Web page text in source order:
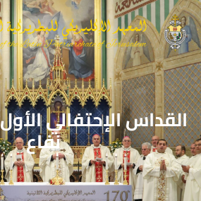
القداس الإحتفالي
نفاع